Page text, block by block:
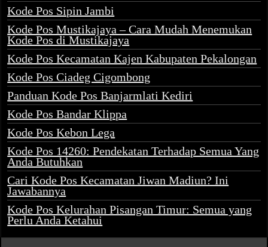
Kode Pos Sipin Jambi
Kode Pos Mustikajaya – Cara Mudah Menemukan
Kode Pos di Mustikajaya
Kode Pos Kecamatan Kajen Kabupaten Pekalongan
Kode Pos Ciadeg Cigombong
Panduan Kode Pos Banjarmlati Kediri
Kode Pos Bandar Klippa
Kode Pos Kebon Lega
Kode Pos 14260: Pendekatan Terhadap Semua Yang
Anda Butuhkan
Cari Kode Pos Kecamatan Jiwan Madiun? Ini
Jawabannya
Kode Pos Kelurahan Pisangan Timur: Semua yang
Perlu Anda Ketahui